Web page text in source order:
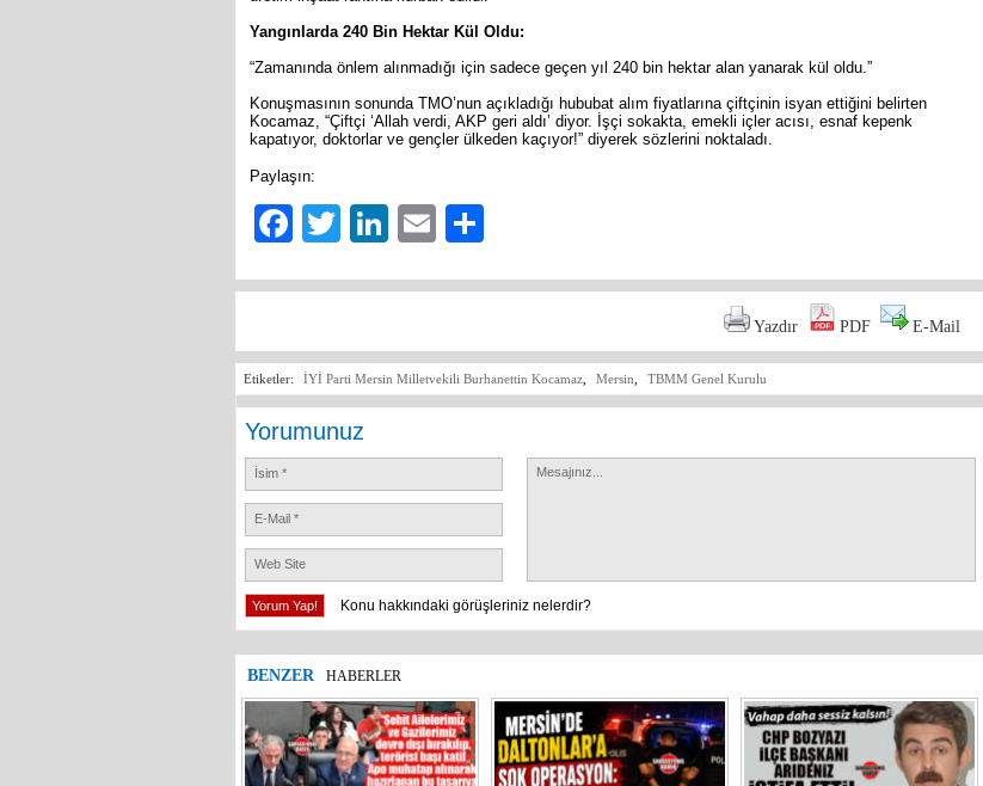
Yangınlarda 240 Bin Hektar Kül Oldu:
“Zamanında önlem alınmadığı için sadece geçen yıl 240 bin hektar alan yanarak kül oldu.”
Konuşmasının sonunda TMO’nun açıkladığı hububat alım fiyatlarına çiftçinin isyan ettiğini belirten
Kocamaz, “Çiftçi ‘Allah verdi, AKP geri aldı’ diyor. İşçi sokakta, emekli içler acısı, esnaf kepenk
kapatıyor, doktorlar ve gençler ülkeden kaçıyor!” diyerek sözlerini noktaladı.
Paylaşın:
Facebook
TwitterLinkedIn
Email
Yazdır PDF E-Mail
Etiketler: İYİ Parti Mersin Milletvekili Burhanettin Kocamaz Mersin TBMM Genel Kurulu
Yorumunuz
Konu hakkındaki görüşleriniz nelerdir?
BENZER HABERLER